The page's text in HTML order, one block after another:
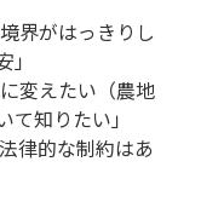
界がはっきりし
変えたい（農地
知りたい」
律的な制約はあ